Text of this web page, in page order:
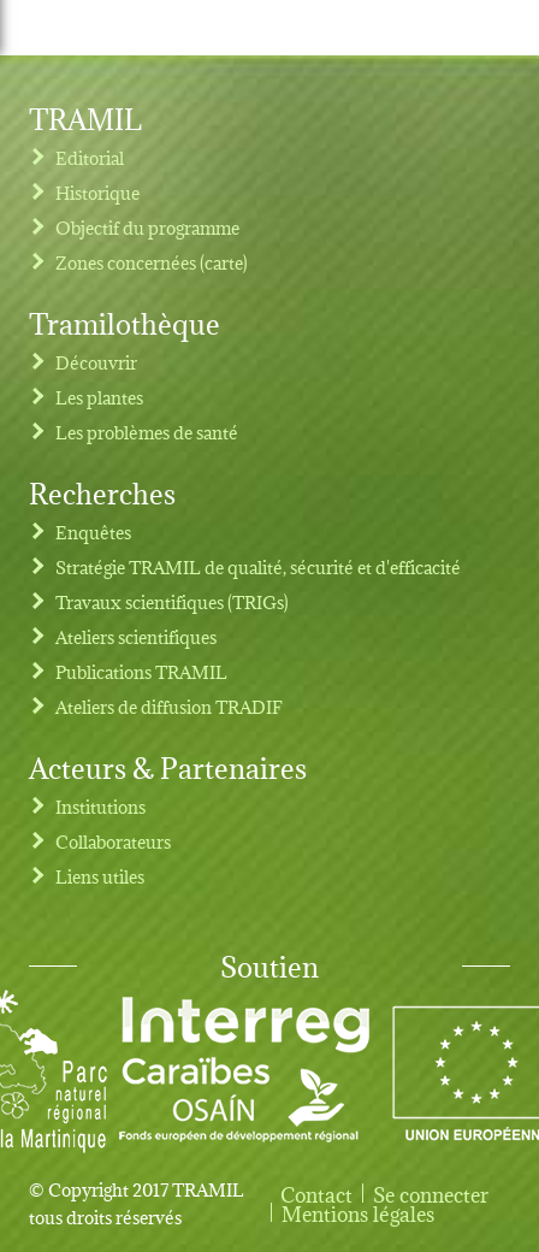
Footer menu
TRAMIL
Editorial
Historique
Objectif du programme
Zones concernées (carte)
Tramilothèque
Découvrir
Les plantes
Les problèmes de santé
Recherches
Enquêtes
Stratégie TRAMIL de qualité, sécurité et d'efficacité
Travaux scientifiques (TRIGs)
Ateliers scientifiques
Publications TRAMIL
Ateliers de diffusion TRADIF
Acteurs & Partenaires
Institutions
Collaborateurs
Liens utiles
Soutien
© Copyright 2017 TRAMIL
tous droits réservés
User account menu
Contact Se connecter
Mentions légales